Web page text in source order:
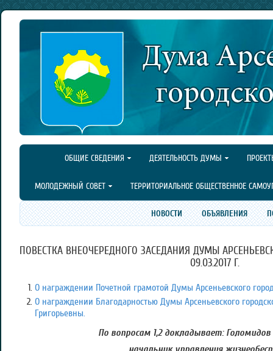
ОБЩИЕ СВЕДЕНИЯ ДЕЯТЕЛЬНОСТЬ ДУМЫ
МОЛОДЕЖНЫЙ СОВЕТ ТЕРРИТОРИАЛЬНОЕ ОБЩЕСТВЕННОЕ
НОВОСТИ ОБЪЯВЛЕНИЯ
ПОВЕСТКА ВНЕОЧЕРЕДНОГО ЗАСЕДАНИЯ ДУМЫ
09.03.2017 Г.
О награждении Почетной грамотой Думы Арсеньевского
О награждении Благодарностью Думы Арсеньевского
Григорьевны.
По вопросам 1,2 докладывает: